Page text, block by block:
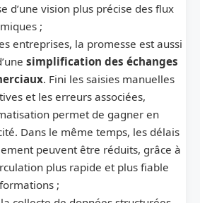
d’une vision plus précise des flux
;
entreprises, la promesse est aussi
simplification des échanges
. Fini les saisies manuelles
et les erreurs associées,
permet de gagner en
Dans le même temps, les délais
peuvent être réduits, grâce à
plus rapide et plus fiable
;